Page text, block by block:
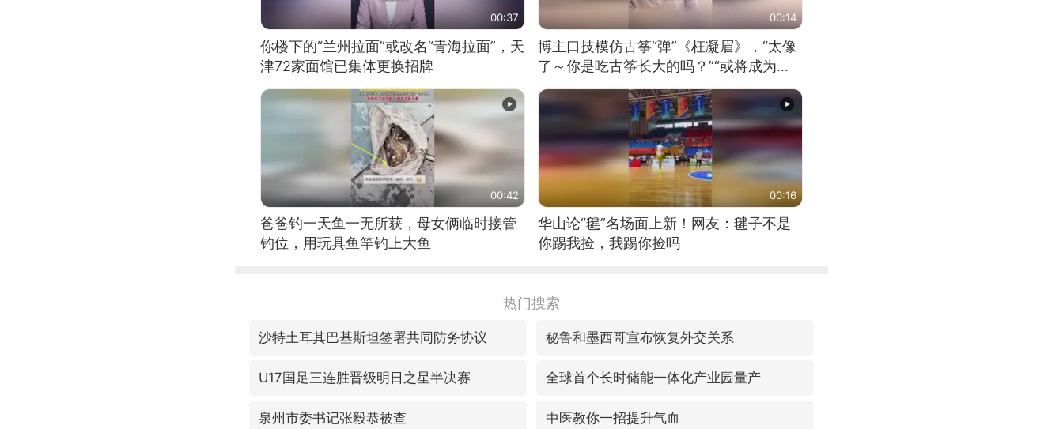
00:37
你楼下的“兰州拉面”或改名“青海拉面”，天
津72家面馆已集体更换招牌
00:14
博主口技模仿古筝“弹”《枉凝眉》，“太像
了～你是吃古筝长大的吗？”“或将成为首
位考级不带古筝的选手。”（来源：新华每
日电讯）
00:42
爸爸钓一天鱼一无所获，母女俩临时接管
钓位，用玩具鱼竿钓上大鱼
00:16
华山论“毽”名场面上新！网友：毽子不是
你踢我捡，我踢你捡吗
热门搜索
沙特土耳其巴基斯坦签署共同防务协议 秘鲁和墨西哥宣布恢复外交关系
U17国足三连胜晋级明日之星半决赛 全球首个长时储能一体化产业园量产
泉州市委书记张毅恭被查 中医教你一招提升气血